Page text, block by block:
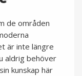
de områden
är inte längre
aldrig behöver
kunskap här